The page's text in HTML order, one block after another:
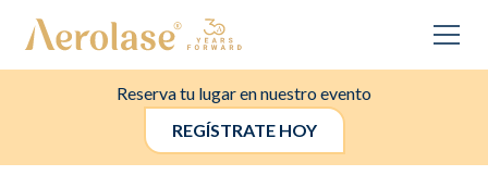
Reserva tu lugar en nuestro evento
REGÍSTRATE HOY